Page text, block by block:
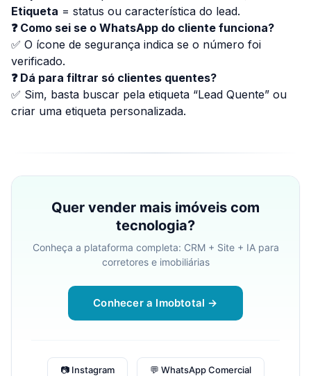
Etiqueta = status ou característica do lead.
❓ Como sei se o WhatsApp do cliente funciona?
✅ O ícone de segurança indica se o número foi
verificado.
❓ Dá para filtrar só clientes quentes?
✅ Sim, basta buscar pela etiqueta “Lead Quente” ou
criar uma etiqueta personalizada.
Quer vender mais imóveis com
tecnologia?
Conheça a plataforma completa: CRM + Site + IA para
corretores e imobiliárias
Conhecer a Imobtotal →
📷 Instagram 💬 WhatsApp Comercial